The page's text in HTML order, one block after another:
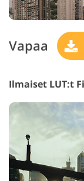
Vapaa